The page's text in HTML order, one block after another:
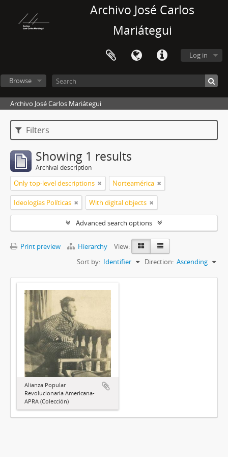
Archivo José Carlos
Mariátegui
Log in
Browse
Archivo José Carlos Mariátegui
Filters
Showing 1 results
Archival description
Only top-level descriptions Norteamérica
Ideologías Políticas With digital objects
Advanced search options
Print preview Hierarchy
View:
Sort by: Identifier Direction: Ascending
Alianza Popular
Revolucionaria Americana-
APRA (Colección)